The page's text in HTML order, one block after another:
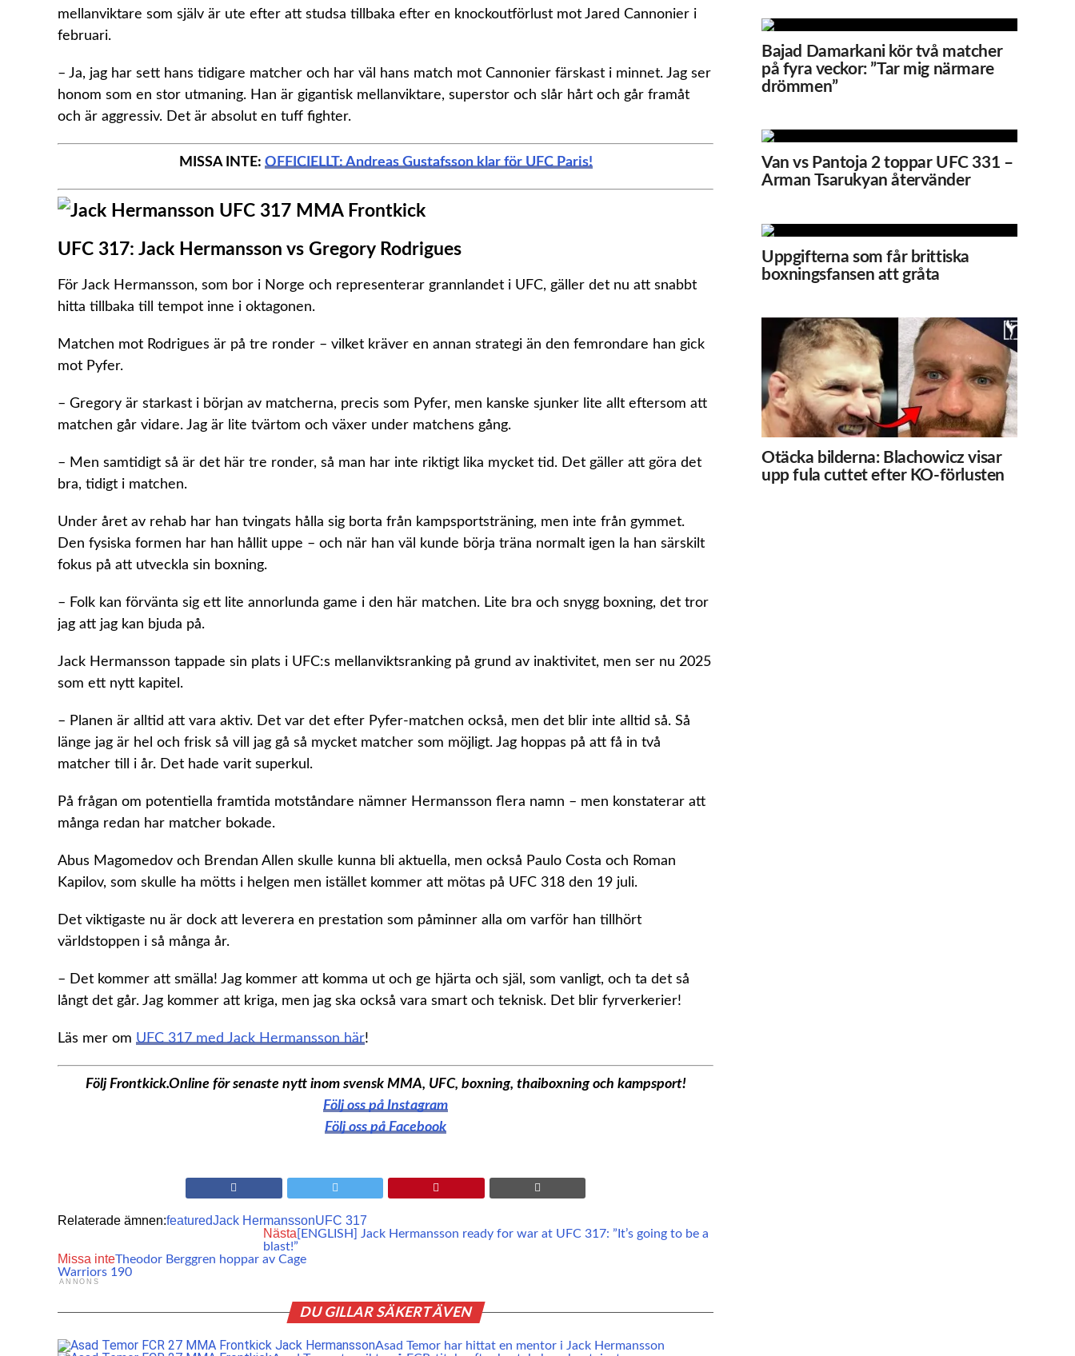
mellanviktare som själv är ute efter att studsa tillbaka efter en knockoutförlust mot Jared Cannonier i
februari.
– Ja, jag har sett hans tidigare matcher och har väl hans match mot Cannonier färskast i minnet. Jag ser
honom som en stor utmaning. Han är gigantisk mellanviktare, superstor och slår hårt och går framåt
och är aggressiv. Det är absolut en tuff fighter.
MISSA INTE: OFFICIELLT: Andreas Gustafsson klar för UFC Paris!
UFC 317: Jack Hermansson vs Gregory Rodrigues
För Jack Hermansson, som bor i Norge och representerar grannlandet i UFC, gäller det nu att snabbt
hitta tillbaka till tempot inne i oktagonen.
Matchen mot Rodrigues är på tre ronder – vilket kräver en annan strategi än den femrondare han gick
mot Pyfer.
– Gregory är starkast i början av matcherna, precis som Pyfer, men kanske sjunker lite allt eftersom att
matchen går vidare. Jag är lite tvärtom och växer under matchens gång.
– Men samtidigt så är det här tre ronder, så man har inte riktigt lika mycket tid. Det gäller att göra det
bra, tidigt i matchen.
Under året av rehab har han tvingats hålla sig borta från kampsportsträning, men inte från gymmet.
Den fysiska formen har han hållit uppe – och när han väl kunde börja träna normalt igen la han särskilt
fokus på att utveckla sin boxning.
– Folk kan förvänta sig ett lite annorlunda game i den här matchen. Lite bra och snygg boxning, det tror
jag att jag kan bjuda på.
Jack Hermansson tappade sin plats i UFC:s mellanviktsranking på grund av inaktivitet, men ser nu 2025
som ett nytt kapitel.
– Planen är alltid att vara aktiv. Det var det efter Pyfer-matchen också, men det blir inte alltid så. Så
länge jag är hel och frisk så vill jag gå så mycket matcher som möjligt. Jag hoppas på att få in två
matcher till i år. Det hade varit superkul.
På frågan om potentiella framtida motståndare nämner Hermansson flera namn – men konstaterar att
många redan har matcher bokade.
Abus Magomedov och Brendan Allen skulle kunna bli aktuella, men också Paulo Costa och Roman
Kapilov, som skulle ha mötts i helgen men istället kommer att mötas på UFC 318 den 19 juli.
Det viktigaste nu är dock att leverera en prestation som påminner alla om varför han tillhört
världstoppen i så många år.
– Det kommer att smälla! Jag kommer att komma ut och ge hjärta och själ, som vanligt, och ta det så
långt det går. Jag kommer att kriga, men jag ska också vara smart och teknisk. Det blir fyrverkerier!
Läs mer om UFC 317 med Jack Hermansson här!
Följ Frontkick.Online för senaste nytt inom svensk MMA, UFC, boxning, thaiboxning och kampsport!
Följ oss på Instagram
Följ oss på Facebook
Relaterade ämnen:featuredJack HermanssonUFC 317
Nästa [ENGLISH] Jack Hermansson ready for war at UFC 317: ”It’s going to be a
blast!”
Missa inteTheodor Berggren hoppar av Cage
Warriors 190
ANNONS
DU GILLAR SÄKERT ÄVEN
Asad Temor har hittat en mentor i Jack Hermansson
Bajad Damarkani kör två matcher
på fyra veckor: ”Tar mig närmare
drömmen”
Van vs Pantoja 2 toppar UFC 331 –
Arman Tsarukyan återvänder
Uppgifterna som får brittiska
boxningsfansen att gråta
Otäcka bilderna: Blachowicz visar
upp fula cuttet efter KO-förlusten